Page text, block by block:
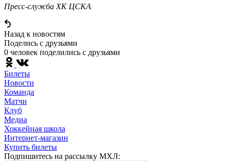
Пресс-служба ХК ЦСКА
Назад к новостям
Поделись c друзьями
0 человек поделились c друзьями
Билеты
Новости
Команда
Матчи
Клуб
Медиа
Хоккейная школа
Интернет-магазин
Купить билеты
Подпишитесь на рассылку МХЛ: